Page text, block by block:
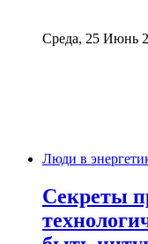
Среда, 25 Июнь
Люди в
Секреты